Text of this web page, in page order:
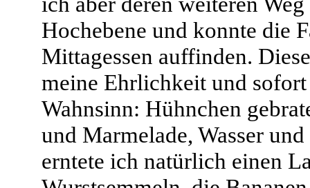
Hochebene und konnte die
Mittagessen auffinden.
meine Ehrlichkeit und
Wahnsinn: Hühnchen
und Marmelade, Wasser
erntete ich natürlich einen